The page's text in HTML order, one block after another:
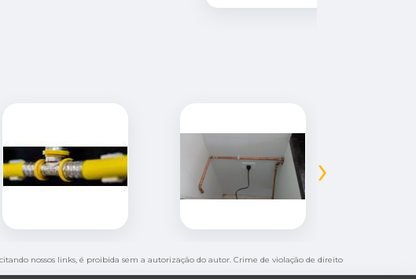
›
nossos links, é proibida sem a autorização do autor. Crime de violação de direito